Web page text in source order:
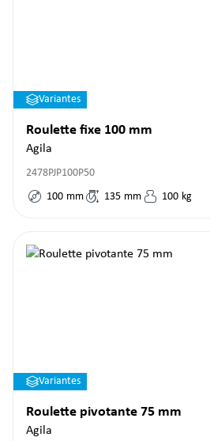
Variantes
Roulette fixe 100 mm
Agila
2478PJP100P50
100 mm 135 mm 100 kg
Variantes
Roulette pivotante 75 mm
Agila